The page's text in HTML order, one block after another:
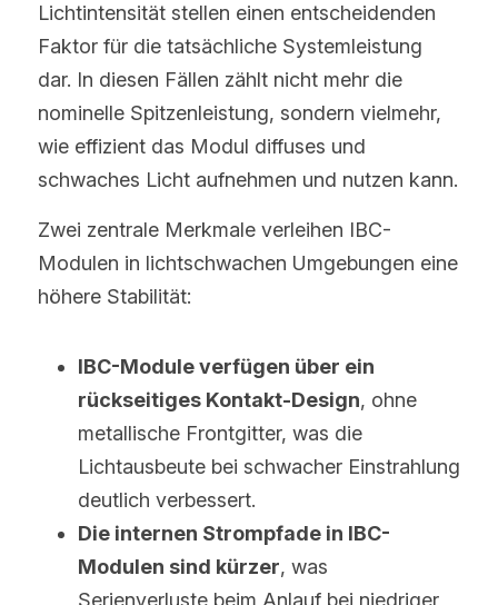
Lichtintensität stellen einen entscheidenden
Faktor für die tatsächliche Systemleistung
dar. In diesen Fällen zählt nicht mehr die
nominelle Spitzenleistung, sondern vielmehr,
wie effizient das Modul diffuses und
schwaches Licht aufnehmen und nutzen kann.
Zwei zentrale Merkmale verleihen IBC-
Modulen in lichtschwachen Umgebungen eine
höhere Stabilität:
IBC-Module verfügen über ein
rückseitiges Kontakt-Design, ohne
metallische Frontgitter, was die
Lichtausbeute bei schwacher Einstrahlung
deutlich verbessert.
Die internen Strompfade in IBC-
Modulen sind kürzer, was
Serienverluste beim Anlauf bei niedriger